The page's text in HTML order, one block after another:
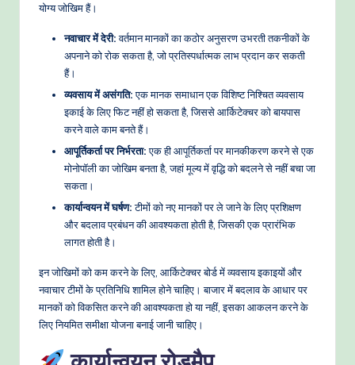
योग्य जोखिम हैं।
नवाचार में देरी:वर्तमान मानकों का कठोर अनुसरण उभरती तकनीकों के
अपनाने को रोक सकता है, जो प्रतिस्पर्धात्मक लाभ प्रदान कर सकती
हैं।
व्यवसाय में असंगति:एक मानक समाधान एक विशिष्ट निश्चित व्यवसाय
इकाई के लिए फिट नहीं हो सकता है, जिससे आर्किटेक्चर को बायपास
करने वाले काम बनते हैं।
आपूर्तिकर्ता पर निर्भरता:एक ही आपूर्तिकर्ता पर मानकीकरण करने से एक
मोनोपॉली का जोखिम बनता है, जहां मूल्य में वृद्धि को बदलने से नहीं बचा जा
सकता।
कार्यान्वयन में घर्षण:टीमों को नए मानकों पर ले जाने के लिए प्रशिक्षण
और बदलाव प्रबंधन की आवश्यकता होती है, जिसकी एक प्रारंभिक
लागत होती है।
इन जोखिमों को कम करने के लिए, आर्किटेक्चर बोर्ड में व्यवसाय इकाइयों और
नवाचार टीमों के प्रतिनिधि शामिल होने चाहिए। बाजार में बदलाव के आधार पर
मानकों को विकसित करने की आवश्यकता हो या नहीं, इसका आकलन करने के
लिए नियमित समीक्षा योजना बनाई जानी चाहिए।